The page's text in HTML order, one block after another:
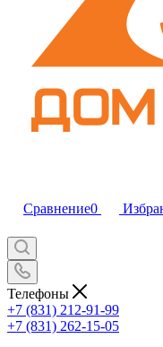
Сравнение0
Телефоны
+7 (831) 212-91-99
+7 (831) 262-15-05